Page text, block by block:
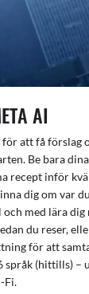
AI
att få förslag
Be bara
recept inför
dig om var du
med lära dig
du reser,
för att
språk (hittills) –
Fi.